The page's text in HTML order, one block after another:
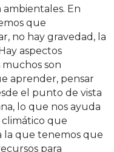
ambientales. En
que
no hay gravedad, la
aspectos
muchos son
aprender, pensar
el punto de vista
lo que nos ayuda
que
la que tenemos que
para